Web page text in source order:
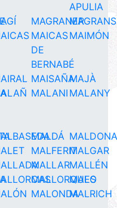
APULIA
MAGRANERMAGRANS
MAICAS
DE
BERNABÉ
MAIMÓN
MAISAÑAMAJÀ
MALANI MALANY
MALDÁ
MALFERITMALGAR
MALLARMALLÉN
MALLORQUES
MALO
MALONDAMALRICH